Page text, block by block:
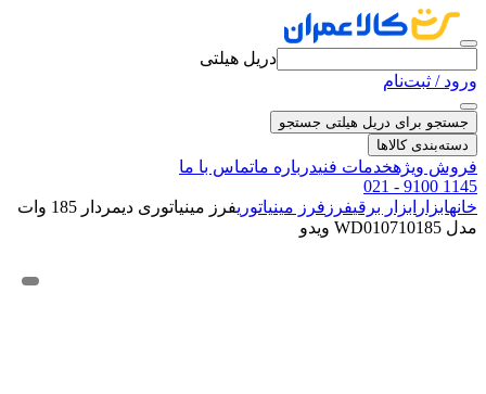
دریل هیلتی
ورود / ثبت‌نام
جستجو برای دریل هیلتی جستجو
دسته‌بندی کالاها
فروش ویژهخدمات فنیدرباره ماتماس با ما
021 - 9100 1145
خانهابزار ابزار برقیفرز فرز مینیاتوری
فرز مینیاتوری دیمردار 185 وات
مدل WD010710185 ویدو